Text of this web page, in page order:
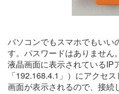
パソコンでもスマホでもいい
す。パスワードはありません
液晶画面に表示されているIP
「192.168.4.1」）にアクセ
画面が表示されるので、接続